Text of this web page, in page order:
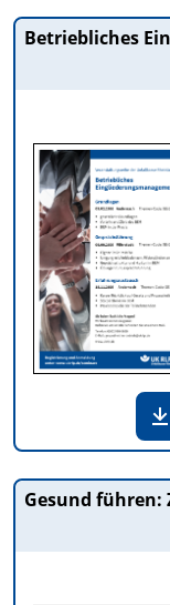
Betriebliches
Gesund